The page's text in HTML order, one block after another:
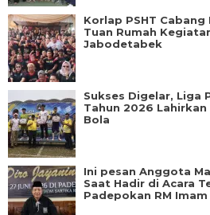
Korlap PSHT
Tuan Rumah
Jabodetabek
Sukses Digelar, Liga
Tahun 2026
Bola
Ini pesan Anggota
Saat Hadir di Acara
Padepokan RM